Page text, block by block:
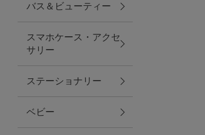
ダイニング
キッチン
バス＆ビューティー
スマホケース・アクセ
サリー
ステーショナリー
ベビー